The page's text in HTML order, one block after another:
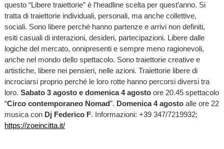
questo “Libere traiettorie” è l’headline scelta per quest’anno. Si
tratta di traiettorie individuali, personali, ma anche collettive,
sociali. Sono libere perché hanno partenze e arrivi non definiti,
esiti casuali di interazioni, desideri, partecipazioni. Libere dalle
logiche del mercato, onnipresenti e sempre meno ragionevoli,
anche nel mondo dello spettacolo. Sono traiettorie creative e
artistiche, libere nei pensieri, nelle azioni. Traiettorie libere di
incrociarsi proprio perché le loro rotte hanno percorsi diversi tra
loro. Sabato 3 agosto e domenica 4 agosto ore 20.45 spettacolo
“Circo contemporaneo Nomad”. Domenica 4 agostoalle ore 22
musica con Dj Federico F. Informazioni: +39 347/7219932;
https://zoeincitta.it/